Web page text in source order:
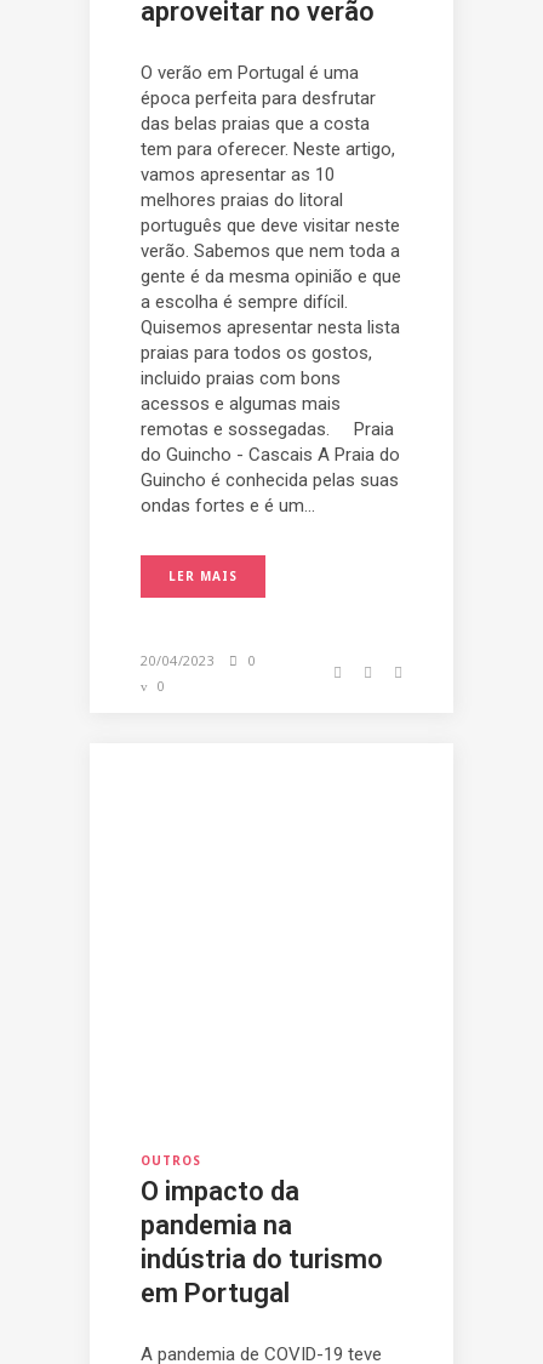
aproveitar no verão
O verão em Portugal é uma
época perfeita para desfrutar
das belas praias que a costa
tem para oferecer. Neste artigo,
vamos apresentar as 10
melhores praias do litoral
português que deve visitar neste
verão. Sabemos que nem toda a
gente é da mesma opinião e que
a escolha é sempre difícil.
Quisemos apresentar nesta lista
praias para todos os gostos,
incluido praias com bons
acessos e algumas mais
remotas e sossegadas. Praia
do Guincho - Cascais A Praia do
Guincho é conhecida pelas suas
ondas fortes e é um...
LER MAIS
20/04/2023
0
0
OUTROS
O impacto da
pandemia na
indústria do turismo
em Portugal
A pandemia de COVID-19 teve